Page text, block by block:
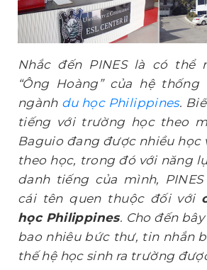
Nhắc đến PINES là có thể
“Ông Hoàng” của hệ
ngành du học Philippines.
tiếng với trường học theo
Baguio đang được nhiều học
theo học, trong đó với năng
danh tiếng của mình,
cái tên quen thuộc đối với
học Philippines. Cho đến
bao nhiêu bức thư, tin nhắn
thế hệ học sinh ra trường